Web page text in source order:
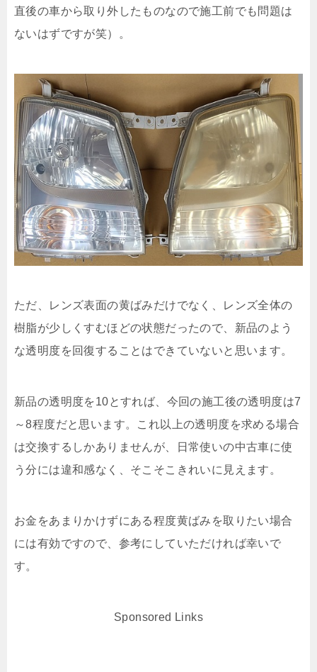
直後の車から取り外したものなので施工前でも問題は
ないはずですが笑）。
ただ、レンズ表面の黄ばみだけでなく、レンズ全体の
樹脂が少しくすむほどの状態だったので、新品のよう
な透明度を回復することはできていないと思います。
新品の透明度を10とすれば、今回の施工後の透明度は7
～8程度だと思います。これ以上の透明度を求める場合
は交換するしかありませんが、日常使いの中古車に使
う分には違和感なく、そこそこきれいに見えます。
お金をあまりかけずにある程度黄ばみを取りたい場合
には有効ですので、参考にしていただければ幸いで
す。
Sponsored Links